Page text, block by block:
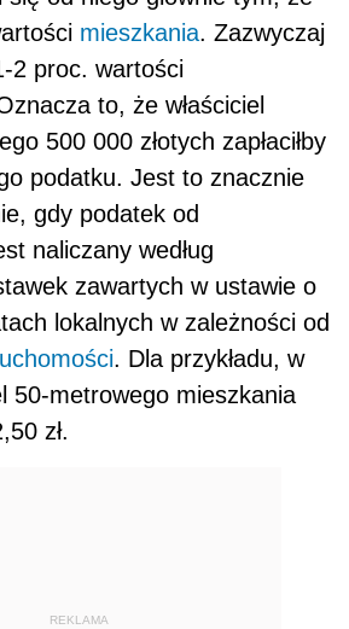
mieszkania. Zazwyczaj
2 proc. wartości
to, że właściciel
500 000 złotych zapłaciłby
podatku. Jest to znacznie
gdy podatek od
naliczany według
zawartych w ustawie o
lokalnych w zależności od
. Dla przykładu, w
50-metrowego mieszkania
zł.
REKLAMA